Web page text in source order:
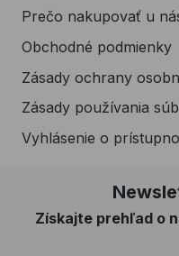
Prečo nakupovať u
Obchodné podmienky
Zásady ochrany
Zásady používania
Vyhlásenie o
Získajte prehľad o